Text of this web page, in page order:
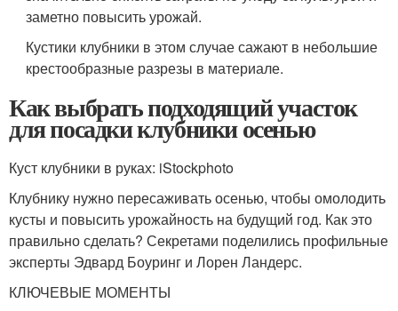
заметно повысить урожай.
Кустики клубники в этом случае сажают в небольшие
крестообразные разрезы в материале.
Как выбрать подходящий участок
для посадки клубники осенью
Куст клубники в руках: iStockphoto
Клубнику нужно пересаживать осенью, чтобы омолодить
кусты и повысить урожайность на будущий год. Как это
правильно сделать? Секретами поделились профильные
эксперты Эдвард Боуринг и Лорен Ландерс.
КЛЮЧЕВЫЕ МОМЕНТЫ